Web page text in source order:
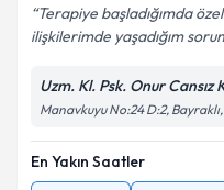
Terapiye başladığımda
ilişkilerimde yaşadığım
Uzm. Kl. Psk. Onur Cansız
Manavkuyu No:24 D:2,
En Yakın Saatler